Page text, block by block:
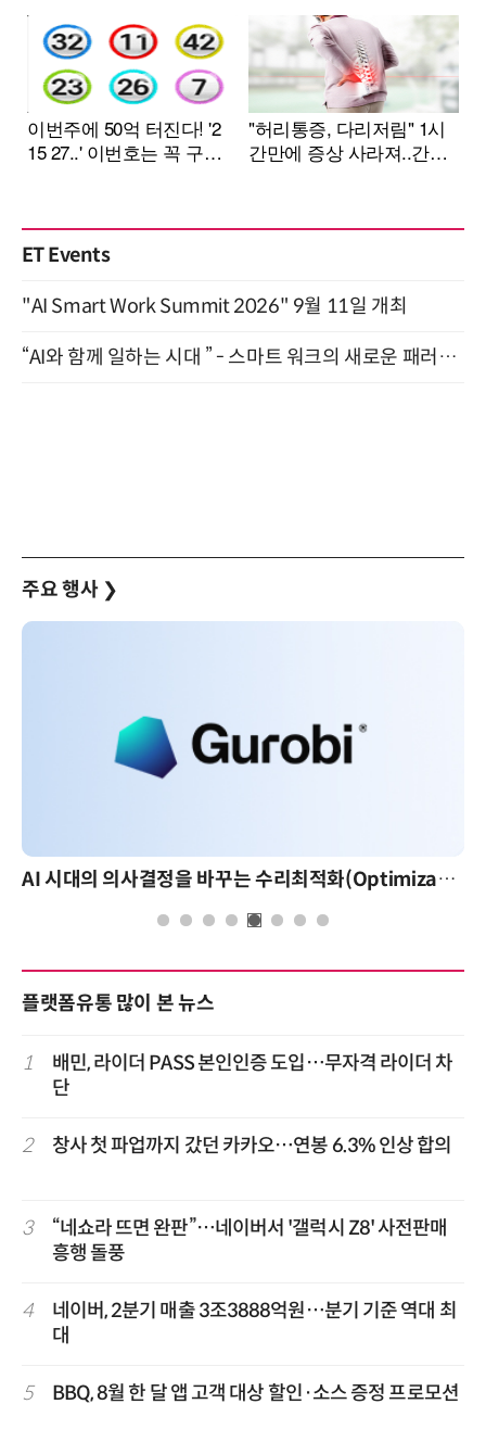
ET Events
"AI Smart Work Summit 2026" 9월 11일 개최
“AI와 함께 일하는 시대 ” - 스마트 워크의 새로운 패러다임 (9/11)
주요 행사 ❯
AI 시대의 의사결정을 바꾸는 수리최적화(Optimization): 실제 산업 적용 사례와 활용 전략 AI 핀옵스 실전 세미나: 폭증
플랫폼유통 많이 본 뉴스
1
배민, 라이더 PASS 본인인증 도입…무자격 라이더 차
단
2 창사 첫 파업까지 갔던 카카오…연봉 6.3% 인상 합의
3
“네쇼라 뜨면 완판”…네이버서 '갤럭시 Z8' 사전판매
흥행 돌풍
4
네이버, 2분기 매출 3조3888억원…분기 기준 역대 최
대
5 BBQ, 8월 한 달 앱 고객 대상 할인·소스 증정 프로모션